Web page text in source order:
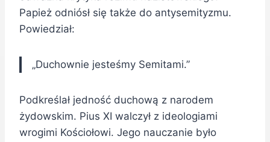
Papież odniósł się także do antysemityzmu.
Powiedział:
„Duchownie jesteśmy Semitami.”
Podkreślał jedność duchową z narodem
żydowskim. Pius XI walczył z ideologiami
wrogimi Kościołowi. Jego nauczanie było